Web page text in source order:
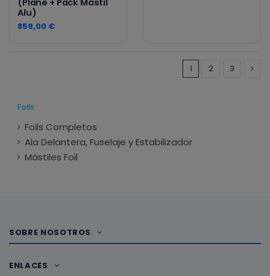
Alu)
859,00 €
1 2 3
Foils
Foils Completos
Ala Delantera, Fuselaje y Estabilizador
Mástiles Foil
SOBRE NOSOTROS
ENLACES